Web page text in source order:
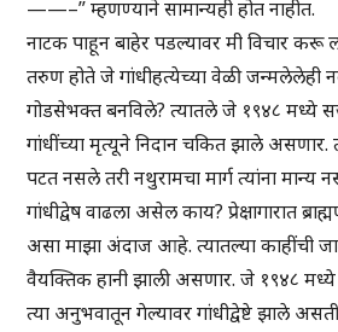
——–” म्हणण्याने सामान्यही होत नाहीत.
नाटक पाहून बाहेर पडल्यावर मी विचार करू
तरुण होते जे गांधीहत्येच्या वेळी जन्मलेलेही
गोडसेभक्त बनविले? त्यातले जे १९४८ मध्ये
गांधींच्या मृत्यूने निदान चकित झाले असणार.
पटत नसले तरी नथुरामचा मार्ग त्यांना
गांधीद्वेष वाढला असेल काय? प्रेक्षागारात
असा माझा अंदाज आहे. त्यातल्या काहींची
वैयक्तिक हानी झाली असणार. जे १९४८ मध्ये
त्या अनुभवातून गेल्यावर गांधीद्वेष्टे झाले